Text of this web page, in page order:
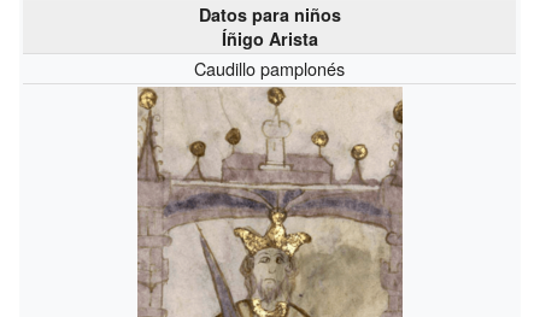
Datos para niños
Íñigo Arista
Caudillo pamplonés